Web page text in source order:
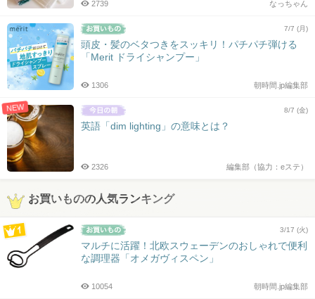
なっちゃん
2739
7/7 (月)
頭皮・髪のベタつきをスッキリ！パチパチ弾ける
「Merit ドライシャンプー」
朝時間.jp編集部
1306
NEW 8/7 (金)
英語「dim lighting」の意味とは？
編集部（協力：eステ）
2326
お買いものの人気ランキング
3/17 (火)
マルチに活躍！北欧スウェーデンのおしゃれで便利
な調理器「オメガヴィスペン」
朝時間.jp編集部
10054